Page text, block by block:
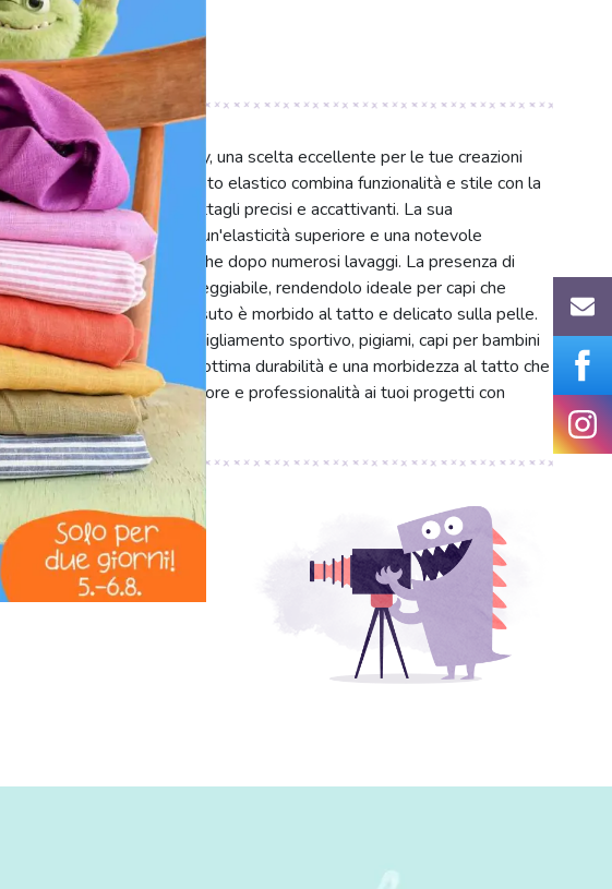
matt 20 mm candy, una scelta eccellente per le tue creazioni
tonalità rosa, questo elastico combina funzionalità e stile con la
di 2 cm, perfetta per dettagli precisi e accattivanti. La sua
e 5% Lycra, garantisce un'elasticità superiore e una notevole
la forma e la tenuta anche dopo numerosi lavaggi. La presenza di
e un comfort impareggiabile, rendendolo ideale per capi che
impeccabile. Il tessuto è morbido al tatto e delicato sulla pelle.
bordi di lingerie, abbigliamento sportivo, pigiami, capi per bambini
delicata ma sicura, un'ottima durabilità e una morbidezza al tatto che
Aggiungi un tocco di colore e professionalità ai tuoi progetti con
qualità.
Fedeltà